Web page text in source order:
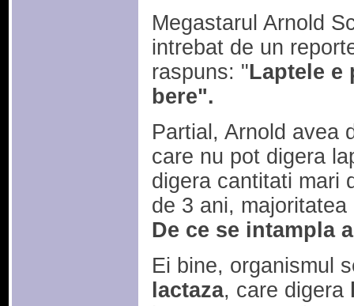
Megastarul Arnold
intrebat de un
raspuns: "Laptele e
bere".
Partial, Arnold avea
care nu pot digera
digera cantitati mari
de 3 ani,
De ce se intampla
Ei bine, organismul
lactaza, care digera